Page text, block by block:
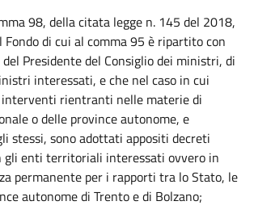
98, della citata legge n. 145 del 2018,
Fondo di cui al comma 95 è ripartito con
Presidente del Consiglio dei ministri, di
interessati, e che nel caso in cui
rientranti nelle materie di
o delle province autonome, e
stessi, sono adottati appositi decreti
gli enti territoriali interessati ovvero in
permanente per i rapporti tra lo Stato, le
autonome di Trento e di Bolzano;